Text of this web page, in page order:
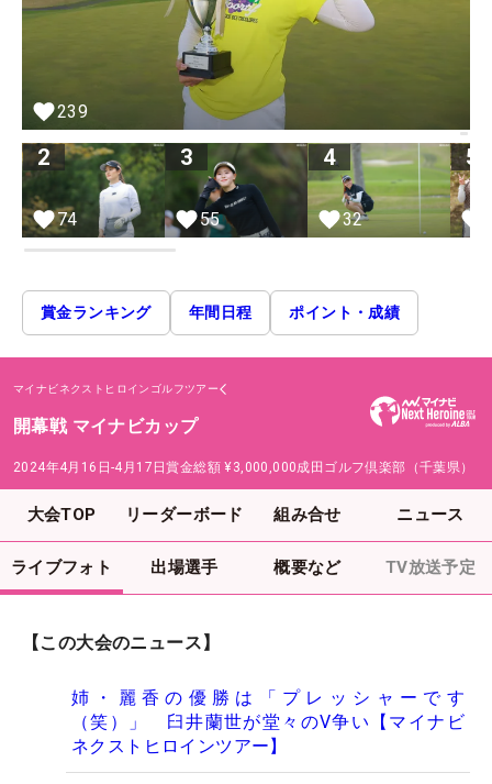
239
2
74
3
55
4
32
5
賞金ランキング 年間日程 ポイント・成績
マイナビネクストヒロインゴルフツアー
開幕戦 マイナビカップ
2024年4月16日-4月17日賞金総額 ¥3,000,000成田ゴルフ倶楽部（千葉県）
大会TOP リーダーボード 組み合せ ニュース
ライブフォト 出場選手 概要など TV放送予定
【この大会のニュース】
姉・麗香の優勝は「プレッシャーです
（笑）」 臼井蘭世が堂々のV争い【マイナビ
ネクストヒロインツアー】